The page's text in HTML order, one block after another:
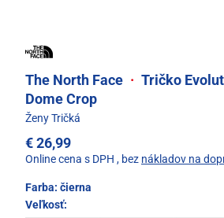
The North Face · Tričko
Dome Crop
Ženy Tričká
€ 26,99
Online cena s DPH , bez nákladov na
Farba: čierna
Veľkosť: